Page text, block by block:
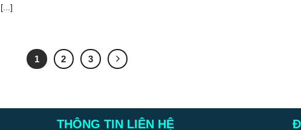
[...]
1 2 3
THÔNG TIN LIÊN HỆ